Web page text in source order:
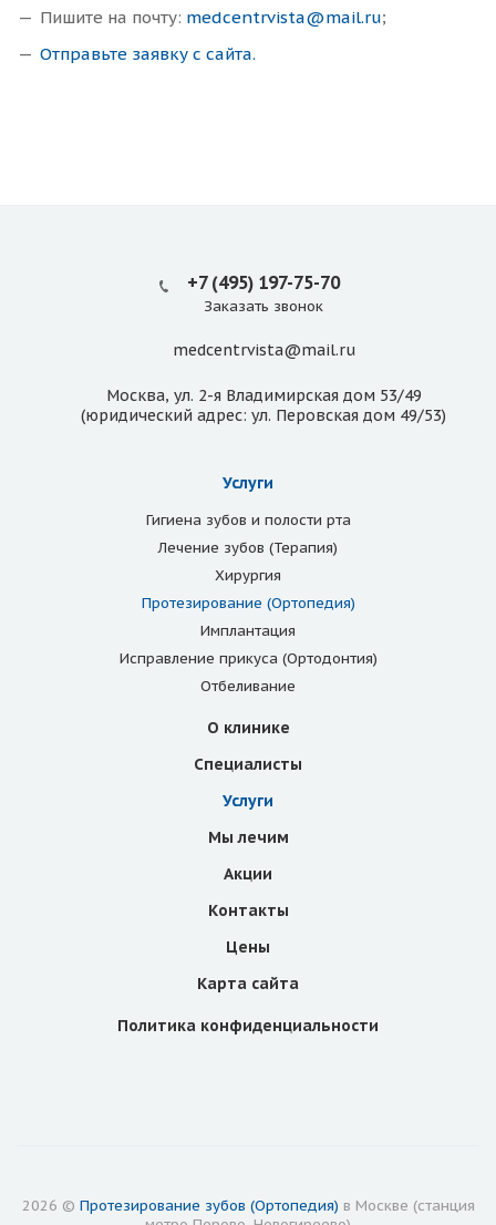
Пишите на почту: medcentrvista@mail.ru;
Отправьте заявку с сайта.
+7 (495) 197-75-70
Заказать звонок
medcentrvista@mail.ru
Москва, ул. 2-я Владимирская дом 53/49
(юридический адрес: ул. Перовская дом 49/53)
Услуги
Гигиена зубов и полости рта
Лечение зубов (Терапия)
Хирургия
Протезирование (Ортопедия)
Имплантация
Исправление прикуса (Ортодонтия)
Отбеливание
О клинике
Специалисты
Услуги
Мы лечим
Акции
Контакты
Цены
Карта сайта
Политика конфиденциальности
2026 © Протезирование зубов (Ортопедия) в Москве (станция